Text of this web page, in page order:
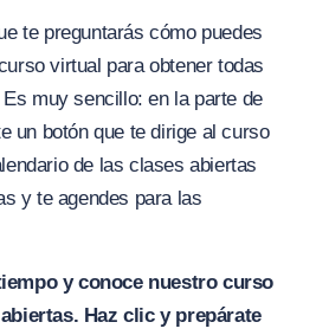
te preguntarás cómo puedes
virtual para obtener todas
muy sencillo: en la parte de
un botón que te dirige al curso
de las clases abiertas
y te agendes para las
y conoce nuestro curso
Haz clic y prepárate